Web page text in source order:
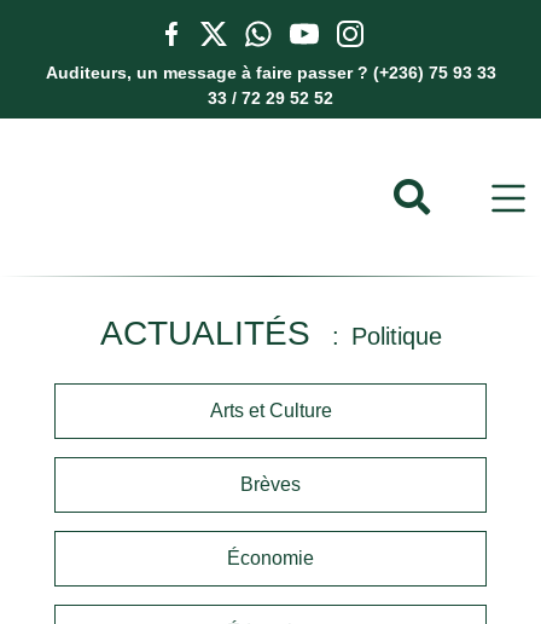
Auditeurs, un message à faire passer ? (+236) 75 93 33
33 / 72 29 52 52
ACTUALITÉS Politique
Arts et Culture
Brèves
Économie